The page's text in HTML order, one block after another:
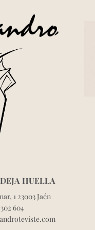
HUELLA
1 23003 Jaén
604